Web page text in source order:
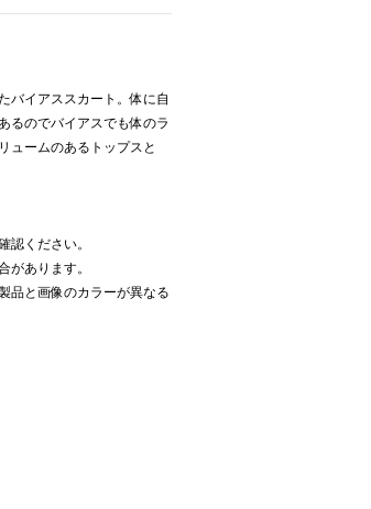
バイアススカート。体に自
るのでバイアスでも体のラ
ュームのあるトップスと
ください。
あります。
品と画像のカラーが異なる